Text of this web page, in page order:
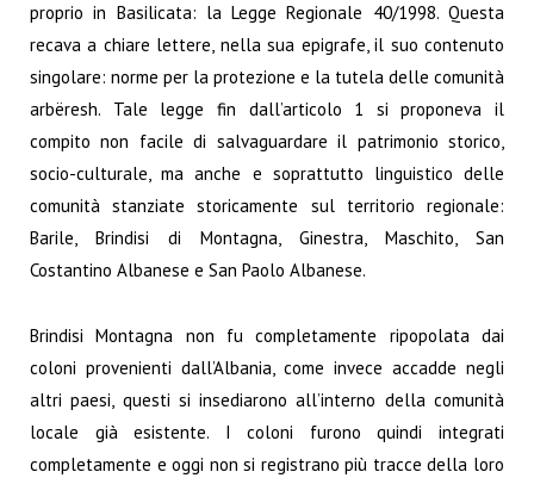
proprio in Basilicata: la Legge Regionale 40/1998. Questa
recava a chiare lettere, nella sua epigrafe, il suo contenuto
singolare: norme per la protezione e la tutela delle comunità
arbëresh. Tale legge fin dall’articolo 1 si proponeva il
compito non facile di salvaguardare il patrimonio storico,
socio-culturale, ma anche e soprattutto linguistico delle
comunità stanziate storicamente sul territorio regionale:
Barile, Brindisi di Montagna, Ginestra, Maschito, San
Costantino Albanese e San Paolo Albanese.
Brindisi Montagna non fu completamente ripopolata dai
coloni provenienti dall’Albania, come invece accadde negli
altri paesi, questi si insediarono all’interno della comunità
locale già esistente. I coloni furono quindi integrati
completamente e oggi non si registrano più tracce della loro